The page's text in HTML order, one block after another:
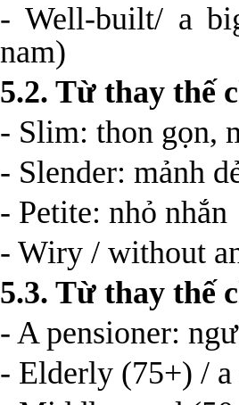
- Well-built/ a
nam)
5.2. Từ thay thế
- Slim: thon gọn,
- Slender: mảnh
- Petite: nhỏ
- Wiry / without
5.3. Từ thay thế
- A pensioner:
- Elderly (75+) /